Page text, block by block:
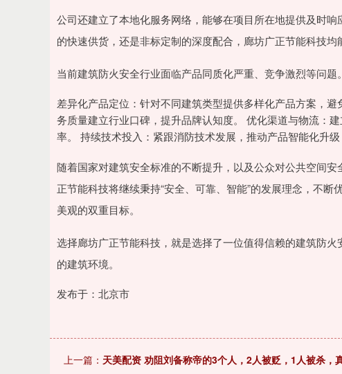
公司还建立了本地化服务网络，能够在项目所在地提供及时
的快速供货，还是非标定制的深度配合，廊坊广正节能科技均
当前建筑防火安全行业面临产品同质化严重、竞争激烈等问
差异化产品定位：针对不同建筑类型提供多样化产品方案，
务质量建立行业口碑，提升品牌认知度。 优化渠道与物流：
率。 持续技术投入：紧跟消防技术发展，推动产品智能化升级
随着国家对建筑安全标准的不断提升，以及公众对公共空间
正节能科技将继续秉持“安全、可靠、智能”的发展理念，不
美观的双重目标。
选择廊坊广正节能科技，就是选择了一位值得信赖的建筑防
的建筑环境。
发布于：北京市
上一篇： 天美配资 劝阻刘备称帝的3个人，2人被贬，1人被杀，